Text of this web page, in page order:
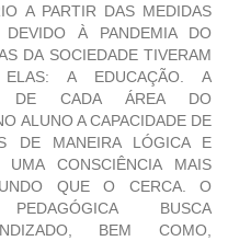
A PARTIR DAS MEDIDAS
DEVIDO À PANDEMIA DO
DA SOCIEDADE TIVERAM
A EDUCAÇÃO. A
DE CADA ÁREA DO
ALUNO A CAPACIDADE DE
DE MANEIRA LÓGICA E
CONSCIÊNCIA MAIS
QUE O CERCA. O
BUSCA
BEM COMO,